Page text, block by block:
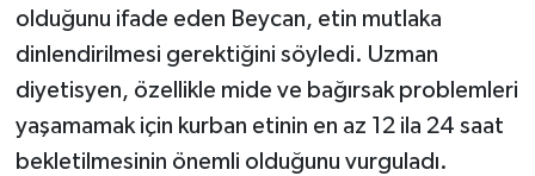
olduğunu ifade eden Beycan, etin mutlaka
dinlendirilmesi gerektiğini söyledi. Uzman
diyetisyen, özellikle mide ve bağırsak problemleri
yaşamamak için kurban etinin en az 12 ila 24 saat
bekletilmesinin önemli olduğunu vurguladı.